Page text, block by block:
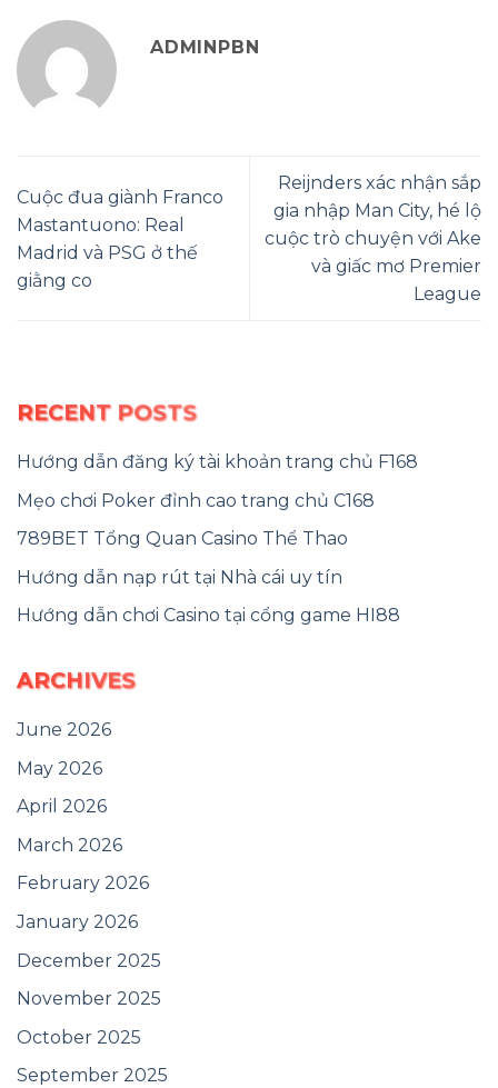
ADMINPBN
Cuộc đua giành Franco
Mastantuono: Real
Madrid và PSG ở thế
giằng co
Reijnders xác nhận sắp
gia nhập Man City, hé lộ
cuộc trò chuyện với Ake
và giấc mơ Premier
League
RECENT POSTS
Hướng dẫn đăng ký tài khoản trang chủ F168
Mẹo chơi Poker đỉnh cao trang chủ C168
789BET Tổng Quan Casino Thể Thao
Hướng dẫn nạp rút tại Nhà cái uy tín
Hướng dẫn chơi Casino tại cổng game HI88
ARCHIVES
June 2026
May 2026
April 2026
March 2026
February 2026
January 2026
December 2025
November 2025
October 2025
September 2025